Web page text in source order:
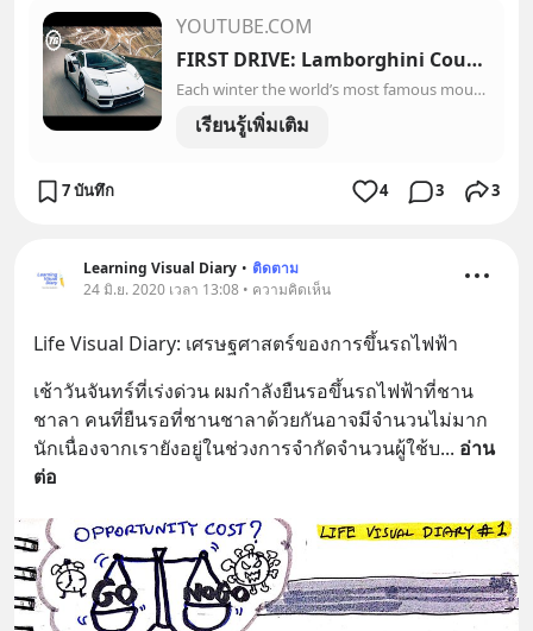
YOUTUBE.COM
FIRST DRIVE: Lamborghini Countach - £2.2m Reborn Supercar Tested On The Stelvio Pass | Top Gear
Each winter the world’s most famous mountain pass – the Stelvio – is closed. Someone has to be the one to open it for summer then, and this year that task wa...
เรียนรู้เพิ่มเติม
7 บันทึก 4 3 3
Learning Visual Diary • ติดตาม
24 มิ.ย. 2020 เวลา 13:08 • ความคิดเห็น
Life Visual Diary: เศรษฐศาสตร์ของการขึ้นรถไฟฟ้า
เช้าวันจันทร์ที่เร่งด่วน ผมกำลังยืนรอขึ้นรถไฟฟ้าที่ชาน
ชาลา คนที่ยืนรอที่ชานชาลาด้วยกันอาจมีจำนวนไม่มาก
นักเนื่องจากเรายังอยู่ในช่วงการจำกัดจำนวนผู้ใช้บ... อ่าน
ต่อ